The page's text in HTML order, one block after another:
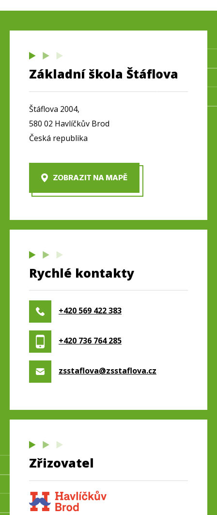
Základní škola Štáflova
Štáflova 2004,
580 02 Havlíčkův Brod
Česká republika
ZOBRAZIT NA MAPĚ
Rychlé kontakty
+420 569 422 383
+420 736 764 285
zsstaflova@zsstaflova.cz
Zřizovatel